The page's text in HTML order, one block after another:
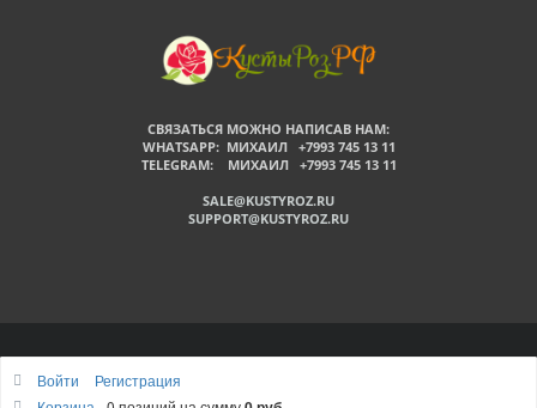
СВЯЗАТЬСЯ МОЖНО НАПИСАВ НАМ:
WHATSAPP: МИХАИЛ +7993 745 13 11
TELEGRAM: МИХАИЛ +7993 745 13 11
SALE@KUSTYROZ.RU
SUPPORT@KUSTYROZ.RU
©
Войти
Регистрация